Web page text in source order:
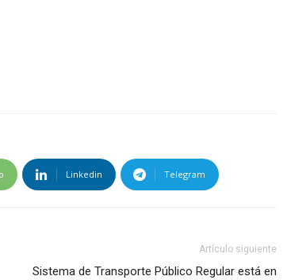
Linkedin Telegram
Artículo siguiente
Sistema de Transporte Público Regular está en